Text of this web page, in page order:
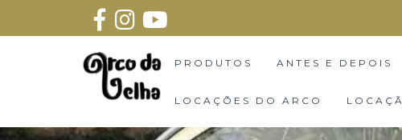
PRODUTOS ANTES E DEPOIS
LOCAÇÕES DO ARCO